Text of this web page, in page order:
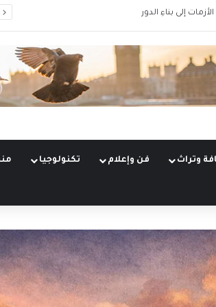
إلى بناءِ الدور
وتراث فن وإعلام تكنولوجيا